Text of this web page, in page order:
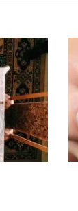
ا
ل
ك
ل
م
ن
ك
س